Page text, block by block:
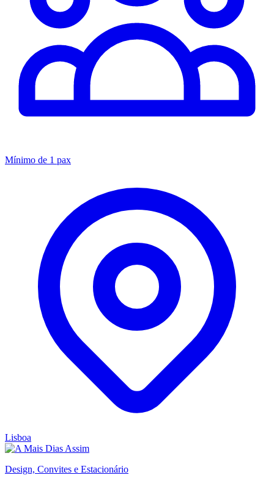
Mínimo de 1 pax
Lisboa
Design, Convites e Estacionário